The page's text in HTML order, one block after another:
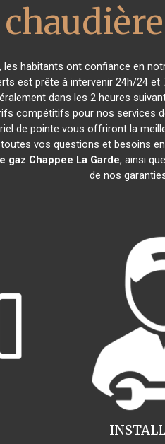
, les habitants ont confiance en
est prête à intervenir 24h/24
dans les 2 heures
compétitifs pour nos services
de pointe vous offriront la
vos questions et besoins
gaz Chappee La Garde, ainsi
de nos